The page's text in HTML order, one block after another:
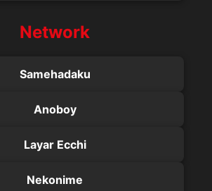
Network
Samehadaku
Anoboy
Layar Ecchi
Nekonime